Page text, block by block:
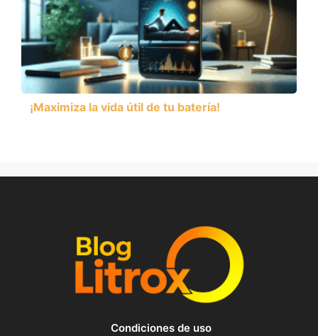
¡Maximiza la vida útil de tu batería!
Condiciones de uso